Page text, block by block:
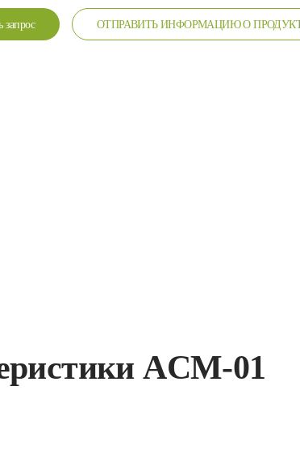
ОТПРАВИТЬ ИНФОРМАЦИЮ О
ACM-01